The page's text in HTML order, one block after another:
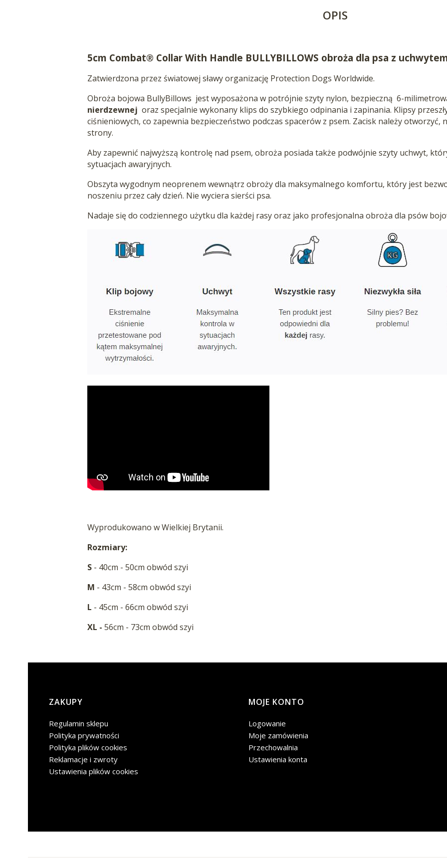
OPIS
5cm Combat® Collar With Handle BULLYBILLOWS obroża dla psa z
Zatwierdzona przez światowej sławy organizację Protection Dogs Worldwide.
Obroża bojowa BullyBillows jest wyposażona w potrójnie szyty nylon, bezpieczną 6-
nierdzewnej oraz specjalnie wykonany klips do szybkiego odpinania i zapinania. Klipsy
ciśnieniowych, co zapewnia bezpieczeństwo podczas spacerów z psem. Zacisk należy otworzyć,
strony.
Aby zapewnić najwyższą kontrolę nad psem, obroża posiada także podwójnie szyty uchwyt,
sytuacjach awaryjnych.
Obszyta wygodnym neoprenem wewnątrz obroży dla maksymalnego komfortu, który jest
noszeniu przez cały dzień. Nie wyciera sierści psa.
Nadaje się do codziennego użytku dla każdej rasy oraz jako profesjonalna obroża dla psów
Wyprodukowano w Wielkiej Brytanii.
Rozmiary:
S- 40cm - 50cm obwód szyi
M - 43cm - 58cm obwód szyi
L - 45cm - 66cm obwód szyi
XL - 56cm - 73cm obwód szyi
Linki w stopce
ZAKUPY
Regulamin sklepu
Polityka prywatności
Polityka plików cookies
Reklamacje i zwroty
Ustawienia plików cookies
MOJE KONTO
Logowanie
Moje zamówienia
Przechowalnia
Ustawienia konta